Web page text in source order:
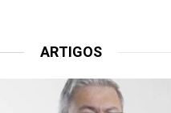
ARTIGOS